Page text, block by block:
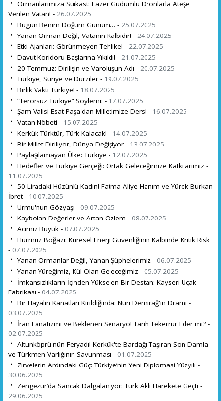
Ormanlarımıza Suikast: Lazer Güdümlü Dronlarla Ateşe
Verilen Vatan! - 26.07.2025
Bugün Benim Doğum Günüm… - 25.07.2025
Yanan Orman Değil, Vatanın Kalbidir! - 24.07.2025
Etki Ajanları: Görünmeyen Tehlike! - 22.07.2025
Davut Koridoru Başlarına Yıkıldı! - 21.07.2025
20 Temmuz: Dirilişin ve Varoluşun Adı - 20.07.2025
Türkiye, Suriye ve Dürziler - 19.07.2025
Birlik Vakti Türkiye! - 18.07.2025
“Terörsüz Türkiye” Söylemi: - 17.07.2025
Şam Valisi Esat Paşa'dan Milletimize Ders! - 16.07.2025
Vatan Nöbeti - 15.07.2025
Kerkük Türktür, Türk Kalacak! - 14.07.2025
Bir Millet Diriliyor, Dünya Değişiyor - 13.07.2025
Paylaşılamayan Ülke: Türkiye - 12.07.2025
Hedefler ve Türkiye Gerçeği: Ortak Geleceğimize Katkılarımız -
11.07.2025
50 Liradaki Hüzünlü Kadın! Fatma Aliye Hanım ve Yürek Burkan
İbret - 10.07.2025
Urmu'nun Gözyaşı - 09.07.2025
Kaybolan Değerler ve Artan Özlem - 08.07.2025
Acımız Büyük - 07.07.2025
Hürmüz Boğazı: Küresel Enerji Güvenliğinin Kalbinde Kritik Risk
- 07.07.2025
Yanan Ormanlar Değil, Yanan Şüphelerimiz - 06.07.2025
Yanan Yüreğimiz, Kül Olan Geleceğimiz - 05.07.2025
İmkansızlıkların İçinden Yükselen Bir Destan: Kayseri Uçak
Fabrikası - 04.07.2025
Bir Hayalin Kanatları Kırıldığında: Nuri Demirağ'ın Dramı -
03.07.2025
İran Fanatizmi ve Beklenen Senaryo! Tarih Tekerrür Eder mi? -
02.07.2025
Altunköprü'nün Feryadı! Kerkük'te Bardağı Taşıran Son Damla
ve Türkmen Varlığının Savunması - 01.07.2025
Zirvelerin Ardındaki Güç: Türkiye’nin Yeni Diplomasi Yüzyılı -
30.06.2025
Zengezur’da Sancak Dalgalanıyor: Türk Aklı Harekete Geçti -
29.06.2025